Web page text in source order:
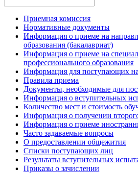
Приемная комиссия
Нормативные документы
Информация о приеме на
образования (бакалавриат)
Информация о приеме на
профессионального образования
Информация для поступающих
Правила приема
Документы, необходимые для
Информация о вступительных
Количество мест и стоимость
Информация о получении
Информация о приеме
Часто задаваемые вопросы
О предоставлении общежития
Списки поступающих лиц
Результаты вступительных
Приказы о зачислении